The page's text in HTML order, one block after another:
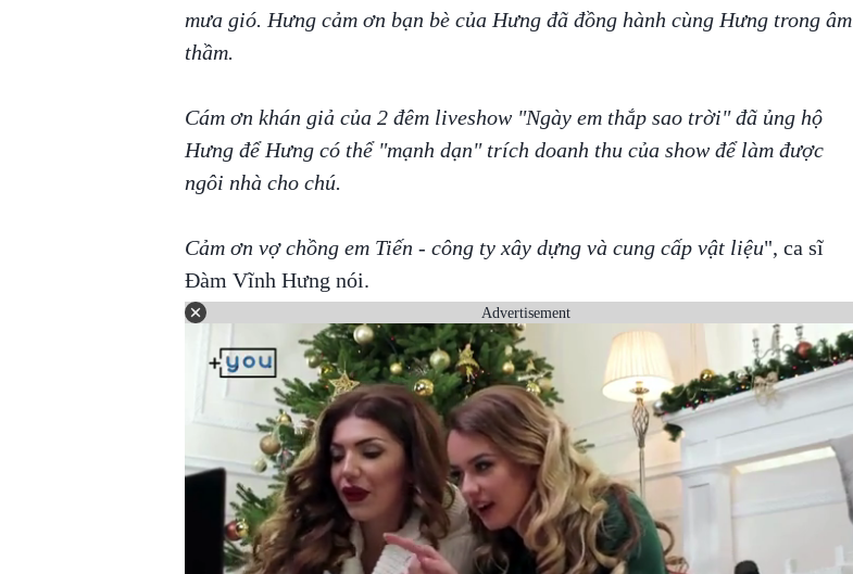
mưa gió. Hưng cảm ơn bạn bè của Hưng đã đồng hành cùng Hưng trong âm
thầm.
Cám ơn khán giả của 2 đêm liveshow "Ngày em thắp sao trời" đã ủng hộ
Hưng để Hưng có thể "mạnh dạn" trích doanh thu của show để làm được
ngôi nhà cho chú.
Cảm ơn vợ chồng em Tiến - công ty xây dựng và cung cấp vật liệu", ca sĩ
Đàm Vĩnh Hưng nói.
Advertisement